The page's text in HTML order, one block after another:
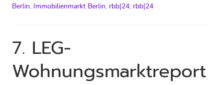
Berlin, Immobilienmarkt Berlin, rbb|24, rbb|24
7. LEG-
Wohnungsmarktreport